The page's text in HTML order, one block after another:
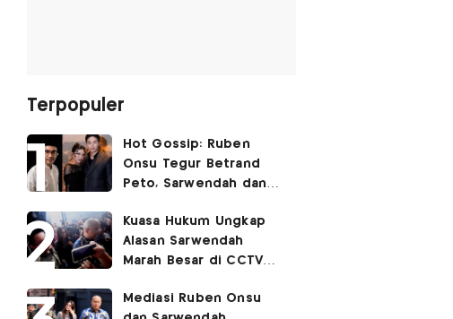
Terpopuler
Hot Gossip: Ruben
Onsu Tegur Betrand
Peto, Sarwendah dan
Kemesraan
Kuasa Hukum Ungkap
Alasan Sarwendah
Marah Besar di CCTV
Kecewa Mendalam
Mediasi Ruben Onsu